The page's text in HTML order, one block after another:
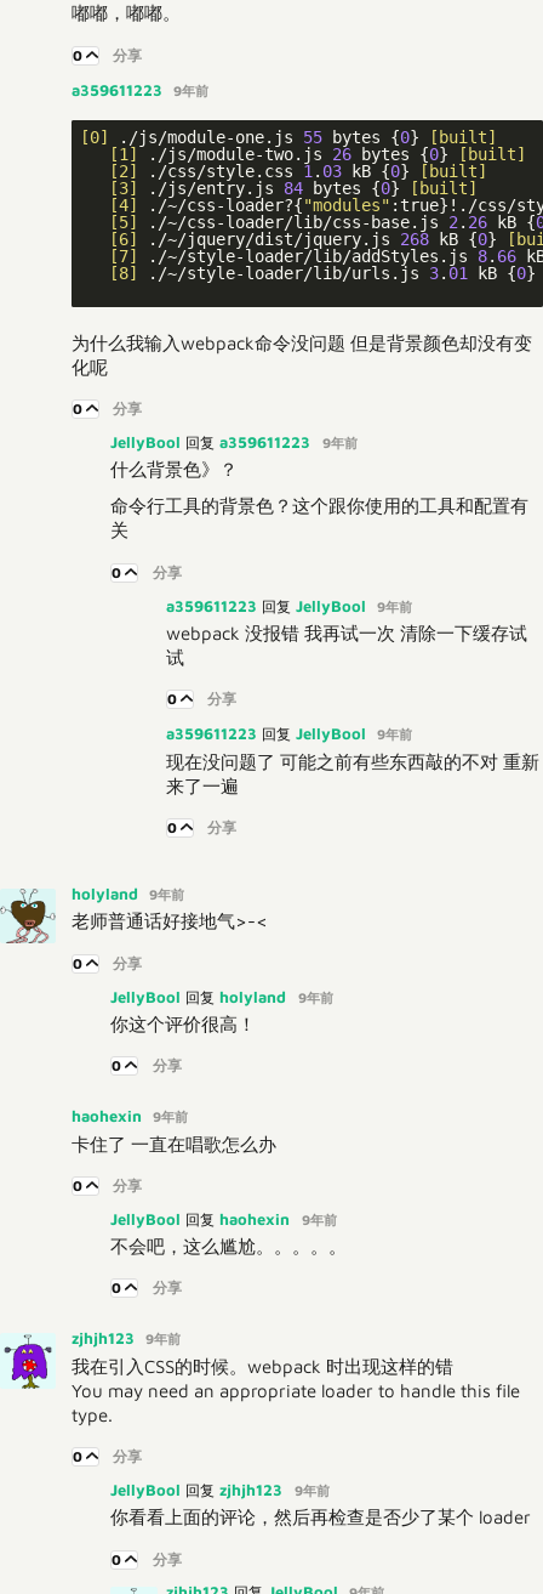
嘟嘟，嘟嘟。
0 分享
a359611223 9年前
[0] ./js/module-one.js 55 bytes {0}
[built]
[1]
./js/module-two.js 26 bytes {0}
[built]
[2]
./css/style.css 1 . 03 kB {0}
[built]
[3]
./js/entry.js 84 bytes {0}
[built]
[4]
./~/css-loader?{"modules" :true}!./css/
[5]
./~/css-loader/lib/css-base.js 2 . 26 kB {
[6]
./~/jquery/dist/jquery.js 268 kB {0}
[7]
./~/style-loader/lib/addStyles.js 8. 66
[8]
./~/style-loader/lib/urls.js 3. 01 kB {0
为什么我输入webpack命令没问题 但是背景颜色却没有变
化呢
0 分享
JellyBool 回复 a359611223 9年前
什么背景色》？
命令行工具的背景色？这个跟你使用的工具和配置有
关
0 分享
a359611223 回复 JellyBool 9年前
webpack 没报错 我再试一次 清除一下缓存试
试
0 分享
a359611223 回复 JellyBool 9年前
现在没问题了 可能之前有些东西敲的不对 重新
来了一遍
0 分享
holyland 9年前
老师普通话好接地气>-<
0 分享
JellyBool 回复 holyland 9年前
你这个评价很高！
0 分享
haohexin 9年前
卡住了 一直在唱歌怎么办
0 分享
JellyBool 回复 haohexin 9年前
不会吧，这么尴尬。。。。。
0 分享
zjhjh123 9年前
我在引入CSS的时候。webpack 时出现这样的错
You may need an appropriate loader to handle this file
type.
0 分享
JellyBool 回复 zjhjh123 9年前
你看看上面的评论，然后再检查是否少了某个 loader
0 分享